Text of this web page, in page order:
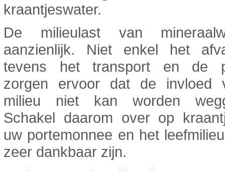
kraantjeswater.
De milieulast van
aanzienlijk. Niet enkel het
tevens het transport en de
zorgen ervoor dat de invloed
milieu niet kan worden
Schakel daarom over op
uw portemonnee en het
zeer dankbaar zijn.